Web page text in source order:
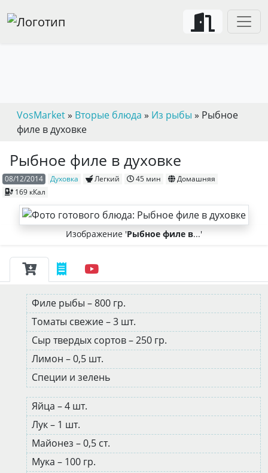
VosMarket» Вторые блюда » Из рыбы » Рыбное
филе в духовке
Рыбное филе в духовке
08/12/2014 Духовка Легкий 45 мин
Домашняя
169 кКал
Изображение 'Рыбное филе в...'
Филе рыбы – 800 гр.
Томаты свежие – 3 шт.
Сыр твердых сортов – 250 гр.
Лимон – 0,5 шт.
Специи и зелень
Яйца – 4 шт.
Лук – 1 шт.
Майонез – 0,5 ст.
Мука – 100 гр.